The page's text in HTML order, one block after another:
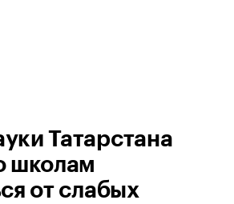
Татарстана
школам
от слабых